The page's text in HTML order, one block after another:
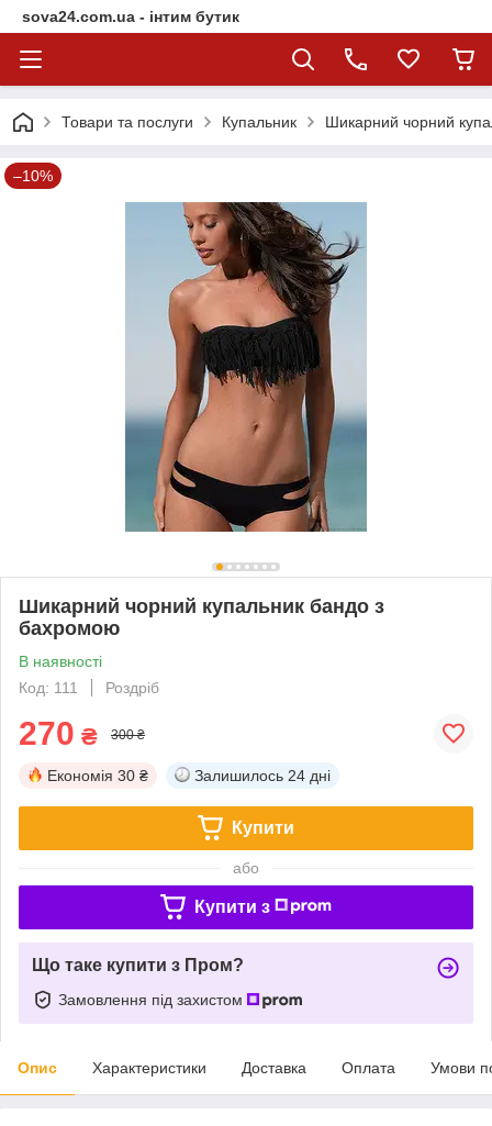
sova24.com.ua - інтим бутик
Товари та послуги Купальник Шикарний чорний
–10%
Шикарний чорний купальник бандо з
бахромою
В наявності
Код: 111
Роздріб
270 ₴ 300 ₴
Економія 30 ₴ Залишилось 24 дні
Купити
або
Купити з
Що таке купити з Пром?
Замовлення під захистом
Опис Характеристики Доставка Оплата Умови